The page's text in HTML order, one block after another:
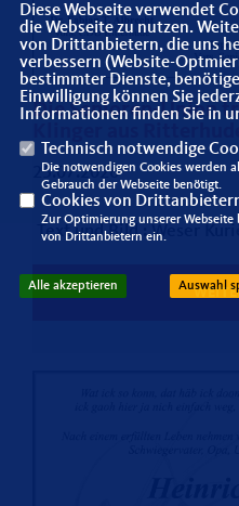
Die Senioren-Union
25.07.2026
Text und Bild : Weser
Diese Webseite verwendet
die Webseite zu nutzen.
von Drittanbietern, die uns
verbessern (Website-
bestimmter Dienste,
Einwilligung können Sie
Informationen finden Sie in
Technisch notwendige
Die notwendigen Cookies werden
Gebrauch der Webseite benötigt.
Cookies von
Zur Optimierung unserer
von Drittanbietern ein.
Alle akzeptieren Auswahl